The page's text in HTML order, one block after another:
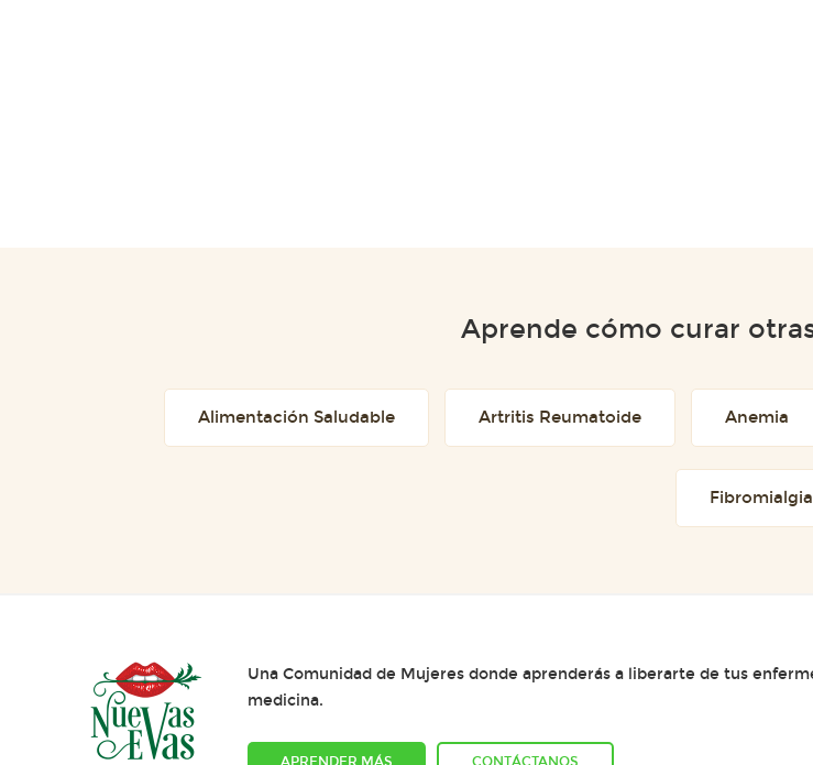
Aprende cómo curar
Alimentación Saludable Artritis Reumatoide Anemia
Fibromialgia
Una Comunidad de Mujeres donde aprenderás a liberarte de tus
medicina.
APRENDER MÁS CONTÁCTANOS